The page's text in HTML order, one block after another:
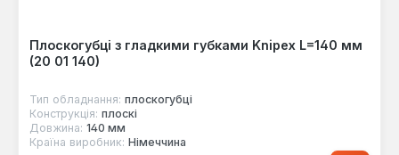
Плоскогубці з гладкими губками Knipex L=140 мм
(20 01 140)
Тип обладнання: плоскогубці
Конструкція: плоскі
Довжина: 140 мм
Країна виробник: Німеччина